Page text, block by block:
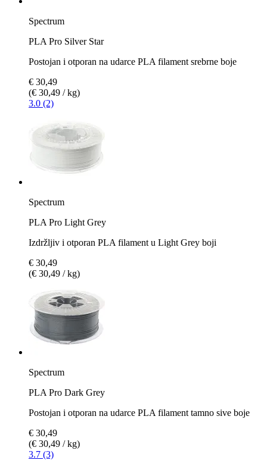
Spectrum
PLA Pro Silver Star
Postojan i otporan na udarce PLA filament srebrne boje
€ 30,49
(€ 30,49 / kg)
3.0 (2)
Spectrum
PLA Pro Light Grey
Izdržljiv i otporan PLA filament u Light Grey boji
€ 30,49
(€ 30,49 / kg)
Spectrum
PLA Pro Dark Grey
Postojan i otporan na udarce PLA filament tamno sive boje
€ 30,49
(€ 30,49 / kg)
3.7 (3)